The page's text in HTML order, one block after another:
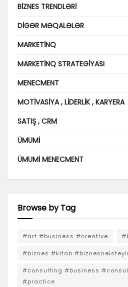
BIZNES TRENDLƏRI
DIGƏR MƏQALƏLƏR
MARKETINQ
MARKETINQ STRATEGIYASI
MENECMENT
MOTIVASIYA , LIDERLIK , KARYERA
SATIŞ , CRM
ÜMUMI
ÜMUMI MENECMENT
Browse by Tag
#art #business #creative
#biznes #kitab
#consulting #business
#practice